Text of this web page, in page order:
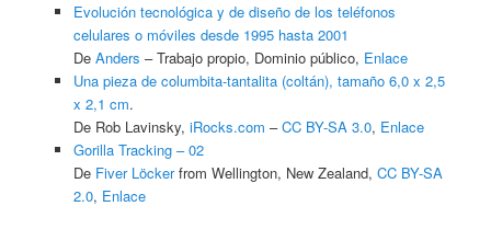
Evolución tecnológica y de diseño de los teléfonos
celulares o móviles desde 1995 hasta 2001
De Anders –Trabajo propio, Dominio público, Enlace
Una pieza de columbita-tantalita (coltán), tamaño 6,0 x 2,5
x 2,1 cm.
De Rob Lavinsky, iRocks.com –CC BY-SA 3.0, Enlace
Gorilla Tracking – 02
De Fiver Löckerfrom Wellington, New Zealand, CC BY-SA
2.0, Enlace